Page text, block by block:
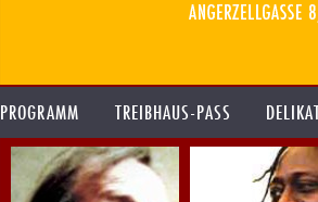
PROGRAMM TREIBHAUS-PASS